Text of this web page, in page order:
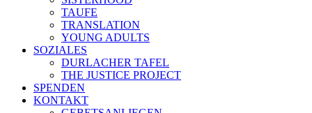
TAUFE
TRANSLATION
YOUNG ADULTS
SOZIALES
DURLACHER TAFEL
THE JUSTICE PROJECT
SPENDEN
KONTAKT